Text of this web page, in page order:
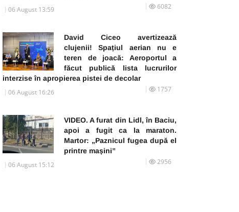
06 August 13:59 6082
David Ciceo avertizează
clujenii! Spațiul aerian nu e
teren de joacă: Aeroportul a
făcut publică lista lucrurilor
interzise în apropierea pistei de decolar
06 August 16:26 1757
VIDEO. A furat din Lidl, în Baciu,
apoi a fugit ca la maraton.
Martor: „Paznicul fugea după el
printre mașini”
06 August 15:12 2956